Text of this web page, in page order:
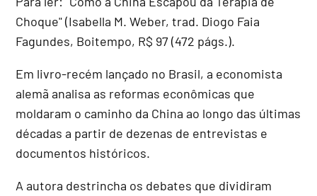
Choque" (Isabella M. Weber, trad. Diogo Faia
Fagundes, Boitempo, R$ 97 (472 págs.).
Em livro-recém lançado no Brasil, a economista
alemã analisa as reformas econômicas que
moldaram o caminho da China ao longo das últimas
décadas a partir de dezenas de entrevistas e
documentos históricos.
A autora destrincha os debates que dividiram